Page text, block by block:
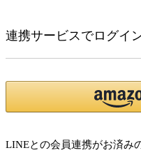
連携サービスでログイ
LINEとの会員連携がお済み